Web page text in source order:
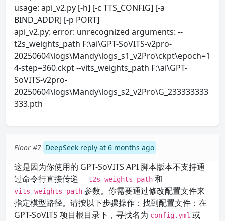
usage: api_v2.py [-h] [-c TTS_CONFIG] [-a
BIND_ADDR] [-p PORT]
api_v2.py: error: unrecognized arguments: --
t2s_weights_path F:\ai\GPT-SoVITS-v2pro-
20250604\logs\Mandy\logs_s1_v2Pro\ckpt\epoch=1
4-step=360.ckpt --vits_weights_path F:\ai\GPT-
SoVITS-v2pro-
20250604\logs\Mandy\logs_s2_v2Pro\G_233333333
333.pth
Floor #7 DeepSeek reply at 6 months ago
这是因为你使用的 GPT-SoVITS API 脚本版本不支持通
过命令行直接传递 --t2s_weights_path 和 --
vits_weights_path 参数。你需要通过修改配置文件来
指定模型路径。请按以下步骤操作：找到配置文件：在
GPT-SoVITS 项目根目录下，寻找名为 config.yml 或